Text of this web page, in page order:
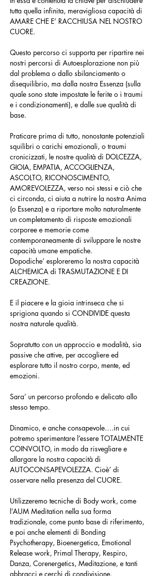
tutta quella infinita, meravigliosa capacità di
AMARE CHE E’ RACCHIUSA NEL NOSTRO
CUORE.
Questo percorso ci supporta per ripartire nei
nostri percorsi di Autoesplorazione non più
dal problema o dallo sbilanciamento o
disequilibrio, ma dalla nostra Essenza (sulla
quale sono state impostate le ferite o i traumi
e i condizionamenti), e dalle sue qualità di
base.
Praticare prima di tutto, nonostante potenziali
squilibri o carichi emozionali, o traumi
cronicizzati, le nostre qualità di DOLCEZZA,
GIOIA, EMPATIA, ACCOGLIENZA,
ASCOLTO, RICONOSCIMENTO,
AMOREVOLEZZA, verso noi stessi e ciò che
ci circonda, ci aiuta a nutrire la nostra Anima
(o Essenza) e a riportare molto naturalmente
un completamento di risposte emozionali
corporee e memorie come
contemporaneamente di sviluppare le nostre
capacità umane empatiche.
Dopodiche’ esploreremo la nostra capacità
ALCHEMICA di TRASMUTAZIONE E DI
CREAZIONE.
E il piacere e la gioia intrinseca che si
sprigiona quando si CONDIVIDE questa
nostra naturale qualità.
Sopratutto con un approccio e modalità, sia
passive che attive, per accogliere ed
esplorare tutto il nostro corpo, mente, ed
emozioni.
Sara’ un percorso profondo e delicato allo
stesso tempo.
Dinamico, e anche consapevole….in cui
potremo sperimentare l’essere TOTALMENTE
COINVOLTO, in modo da risvegliare e
allargare la nostra capacità di
AUTOCONSAPEVOLEZZA. Cioè’ di
osservare nella presenza del CUORE.
Utilizzeremo tecniche di Body work, come
l’AUM Meditation nella sua forma
tradizionale, come punto base di riferimento,
e poi anche elementi di Bonding
Psychotherapy, Bioenergetica, Emotional
Release work, Primal Therapy, Respiro,
Danza, Corenergetics, Meditazione, e tanti
abbracci e cerchi di condivisione.